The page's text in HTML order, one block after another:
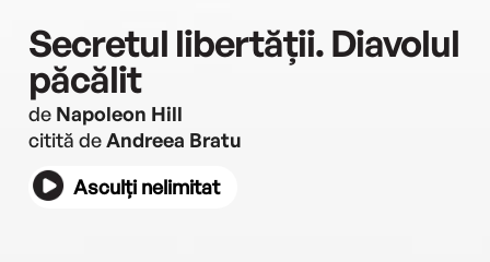
Secretul libertății. Diavolul
păcălit
de Napoleon Hill
citită deAndreea Bratu
Asculți nelimitat